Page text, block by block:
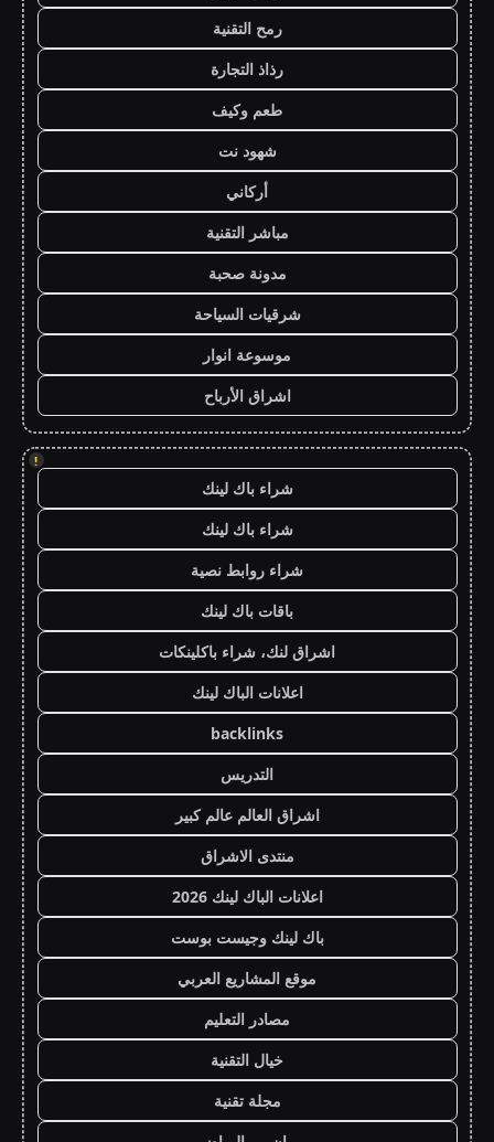
رمح التقنية
رذاذ التجارة
طعم وكيف
شهود نت
أركاني
مباشر التقنية
مدونة صحبة
شرقيات السياحة
موسوعة انوار
اشراق الأرباح
!
شراء باك لينك
شراء باك لينك
شراء روابط نصية
باقات باك لينك
اشراق لنك، شراء باكلينكات
اعلانات الباك لينك
backlinks
التدريس
اشراق العالم عالم كبير
منتدى الاشراق
اعلانات الباك لينك 2026
باك لينك وجيست بوست
موقع المشاريع العربي
مصادر التعليم
خيال التقنية
مجلة تقنية